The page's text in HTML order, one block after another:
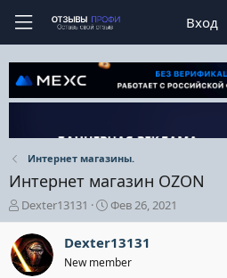
Вход
Интернет магазины.
Интернет магазин OZON
А
в
т
о
р
Dexter13131
Д
а
т
а
н
Фев 26, 2021
Dexter13131
New member